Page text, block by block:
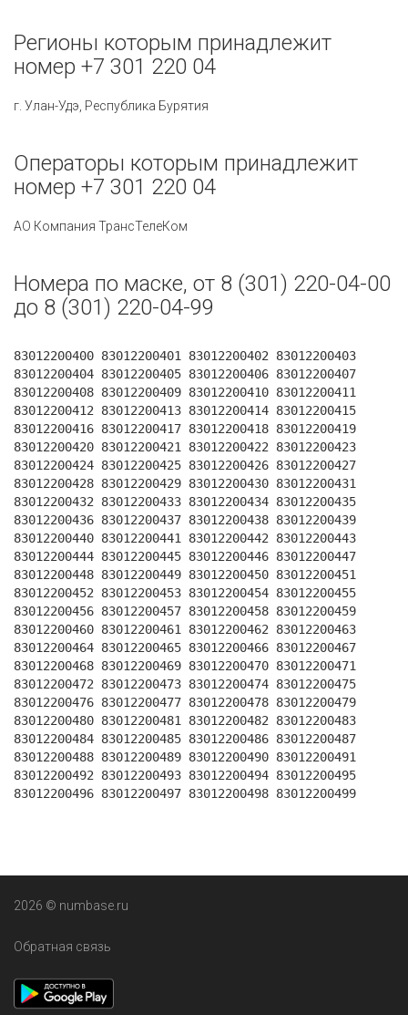
Регионы которым принадлежит
номер +7 301 220 04
г. Улан-Удэ, Республика Бурятия
Операторы которым принадлежит
номер +7 301 220 04
АО Компания ТрансТелеКом
Номера по маске, от 8 (301) 220-04-00
до 8 (301) 220-04-99
83012200400 83012200401 83012200402 83012200403
83012200404 83012200405 83012200406 83012200407
83012200408 83012200409 83012200410 83012200411
83012200412 83012200413 83012200414 83012200415
83012200416 83012200417 83012200418 83012200419
83012200420 83012200421 83012200422 83012200423
83012200424 83012200425 83012200426 83012200427
83012200428 83012200429 83012200430 83012200431
83012200432 83012200433 83012200434 83012200435
83012200436 83012200437 83012200438 83012200439
83012200440 83012200441 83012200442 83012200443
83012200444 83012200445 83012200446 83012200447
83012200448 83012200449 83012200450 83012200451
83012200452 83012200453 83012200454 83012200455
83012200456 83012200457 83012200458 83012200459
83012200460 83012200461 83012200462 83012200463
83012200464 83012200465 83012200466 83012200467
83012200468 83012200469 83012200470 83012200471
83012200472 83012200473 83012200474 83012200475
83012200476 83012200477 83012200478 83012200479
83012200480 83012200481 83012200482 83012200483
83012200484 83012200485 83012200486 83012200487
83012200488 83012200489 83012200490 83012200491
83012200492 83012200493 83012200494 83012200495
83012200496 83012200497 83012200498 83012200499
2026 © numbase.ru
Обратная связь